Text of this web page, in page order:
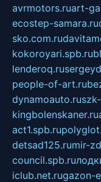
avrmotors.ruart-
ecostep-samara.ru
sko.com.ru
kokoroyari.spb.ru
lenderoq.ru
people-of-art.ru
dynamoauto.ru
kingbolenskaner.ru
act1.spb.ru
detsad125.rumir-
council.spb.ru
iclub.net.rugazon-